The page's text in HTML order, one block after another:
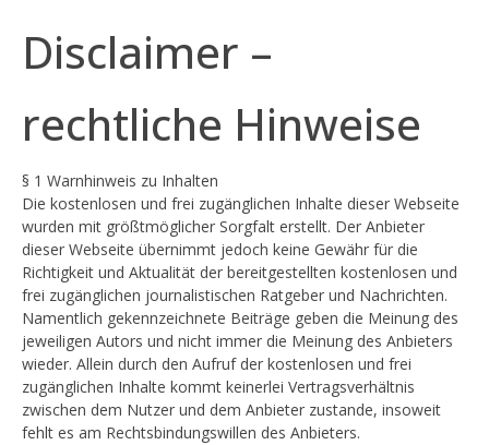
Disclaimer –
rechtliche Hinweise
§ 1 Warnhinweis zu Inhalten
Die kostenlosen und frei zugänglichen Inhalte dieser Webseite
wurden mit größtmöglicher Sorgfalt erstellt. Der Anbieter
dieser Webseite übernimmt jedoch keine Gewähr für die
Richtigkeit und Aktualität der bereitgestellten kostenlosen und
frei zugänglichen journalistischen Ratgeber und Nachrichten.
Namentlich gekennzeichnete Beiträge geben die Meinung des
jeweiligen Autors und nicht immer die Meinung des Anbieters
wieder. Allein durch den Aufruf der kostenlosen und frei
zugänglichen Inhalte kommt keinerlei Vertragsverhältnis
zwischen dem Nutzer und dem Anbieter zustande, insoweit
fehlt es am Rechtsbindungswillen des Anbieters.